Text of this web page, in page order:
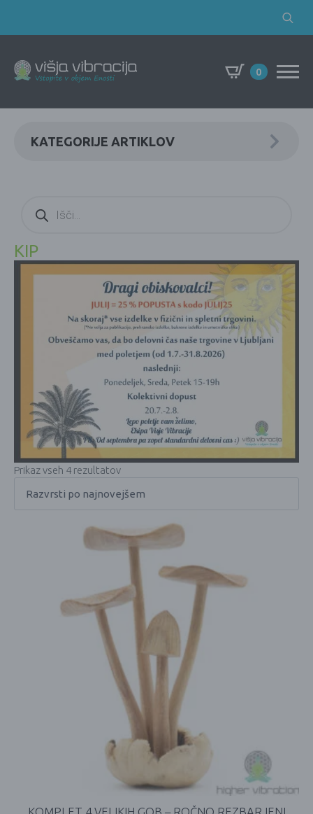
Search
0
KATEGORIJE ARTIKLOV
search
KIP
Prikaz vseh 4 rezultatov